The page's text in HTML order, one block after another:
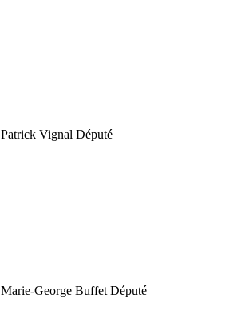
Patrick Vignal Député
Marie-George Buffet Député